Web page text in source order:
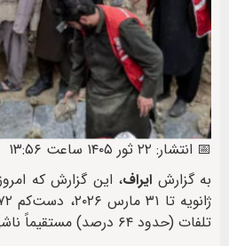
📅 انتشار: ۲۲ ثور ۱۴۰۵ ساعت ۱۳:۵۶
به گزارش ایراف
تلفات (حدود ۶۴ درصد) مستقیماً ناشی از حملات هوایی بوده است.